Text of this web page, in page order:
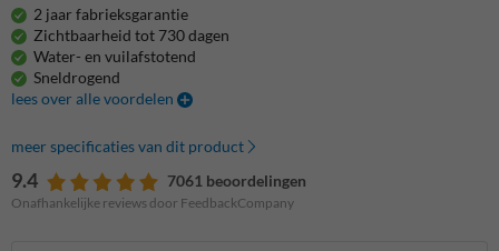
2 jaar fabrieksgarantie
Zichtbaarheid tot 730 dagen
Water- en vuilafstotend
Sneldrogend
lees over alle voordelen
meer specificaties van dit product
9.4 7061 beoordelingen
Onafhankelijke reviews door FeedbackCompany